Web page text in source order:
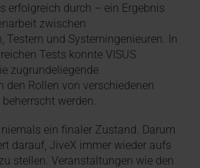
erfolgreich durch – ein Ergebnis
zwischen
Testern und Systemingenieuren. In
Tests konnte VISUS
zugrundeliegende
den Rollen von verschiedenen
werden.
ein finaler Zustand. Darum
darauf, JiveX immer wieder aufs
stellen. Veranstaltungen wie den